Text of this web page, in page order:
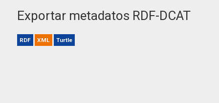
Exportar metadatos RDF-DCAT
RDF XML Turtle